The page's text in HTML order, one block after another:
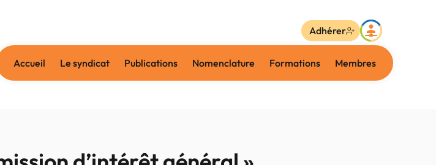
Accueil Le syndicat Publications Nomenclature Formations Membres
Adhérer